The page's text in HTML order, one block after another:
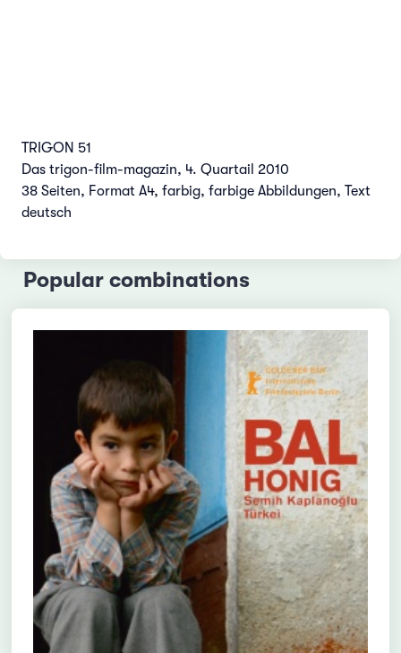
TRIGON 51
Das trigon-film-magazin, 4. Quartail 2010
38 Seiten, Format A4, farbig, farbige Abbildungen, Text
deutsch
Popular combinations